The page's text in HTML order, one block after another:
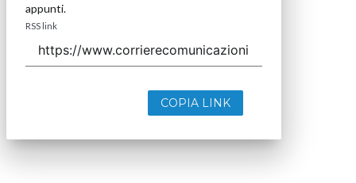
appunti.
RSS link
COPIA LINK